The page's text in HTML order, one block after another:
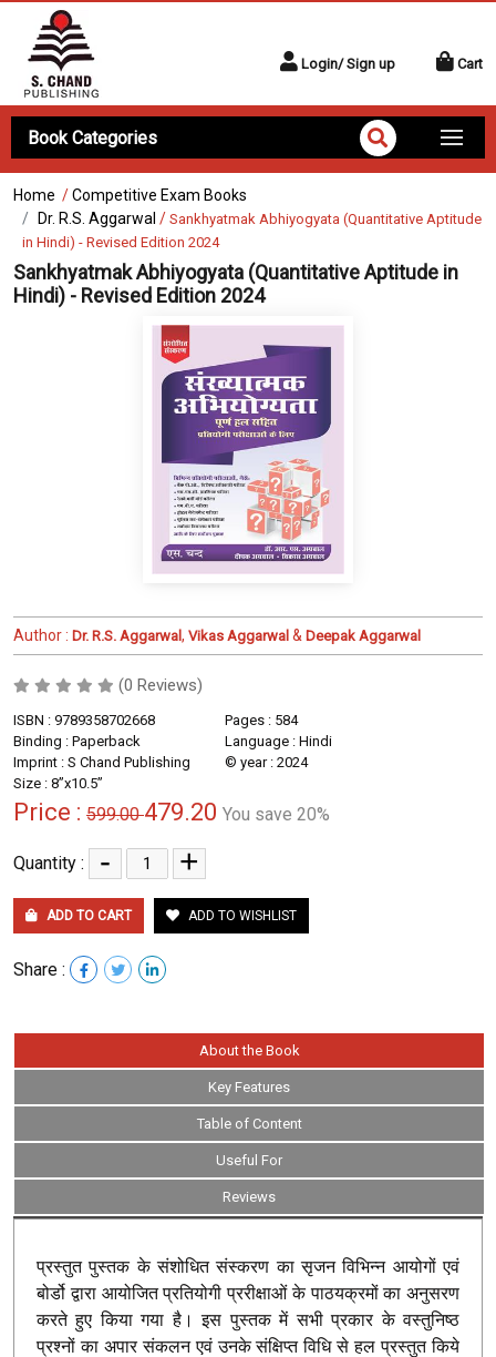
Login/ Sign up Cart
Book Categories
Home /Competitive Exam Books
Dr. R.S. Aggarwal / Sankhyatmak Abhiyogyata (Quantitative Aptitude
in Hindi) - Revised Edition 2024
Sankhyatmak Abhiyogyata (Quantitative Aptitude in
Hindi) - Revised Edition 2024
Author : Dr. R.S. Aggarwal , Vikas Aggarwal & Deepak Aggarwal
(0 Reviews)
ISBN : 9789358702668
Pages : 584
Binding : Paperback
Language : Hindi
Imprint : S Chand Publishing
© year : 2024
Size : 8”x10.5”
Price : 599.00479.20 You save 20%
Quantity : - +
ADD TO CART ADD TO WISHLIST
Share :
About the Book
Key Features
Table of Content
Useful For
Reviews
प्रस्तुत पुस्तक के संशोधित संस्करण का सृजन विभिन्न आयोगों एवं
बोर्डो द्वारा आयोजित प्रतियोगी प्ररीक्षाओं के पाठयक्रमों का अनुसरण
करते हुए किया गया है। इस पुस्तक में सभी प्रकार के वस्तुनिष्ठ
प्रश्नों का अपार संकलन एवं उनके संक्षिप्त विधि से हल प्रस्तुत किये